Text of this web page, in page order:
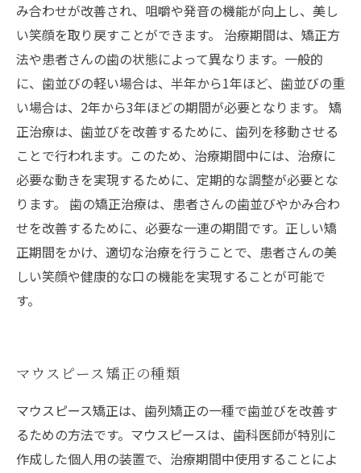
み合わせが改善され、咀嚼や発音の機能が向上し、美し
い笑顔を取り戻すことができます。 治療期間は、矯正方
法や患者さんの歯の状態によって異なります。一般的
に、歯並びの軽い場合は、半年から1年ほど、歯並びの重
い場合は、2年から3年ほどの期間が必要となります。 矯
正治療は、歯並びを改善するために、歯列を移動させる
ことで行われます。このため、治療期間中には、治療に
必要な動きを実現するために、定期的な調整が必要とな
ります。 歯の矯正治療は、患者さんの歯並びやかみ合わ
せを改善するために、必要な一連の期間です。正しい矯
正期間をかけ、適切な治療を行うことで、患者さんの美
しい笑顔や健康的な口の機能を実現することが可能で
す。
マウスピース矯正の種類
マウスピース矯正は、歯列矯正の一種で歯並びを改善す
るための方法です。マウスピースは、歯科医師が特別に
作成した個人用の装置で、治療期間中使用することによ